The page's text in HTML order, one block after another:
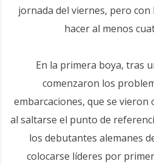
jornada del viernes, pero
hacer al menos
En la primera boya, tras
comenzaron los
embarcaciones, que se vieron
al saltarse el punto de
los debutantes alemanes
colocarse líderes por